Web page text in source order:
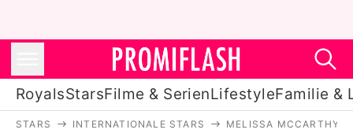
RoyalsStarsFilme & SerienLifestyleFamilie &
STARS INTERNATIONALE STARS MELISSA MCCARTHY